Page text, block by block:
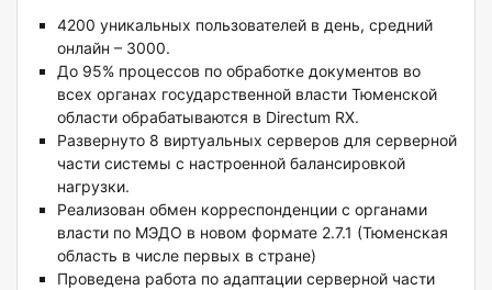
4200 уникальных пользователей в день, средний
онлайн – 3000.
До 95% процессов по обработке документов во
всех органах государственной власти Тюменской
области обрабатываются в Directum RX.
Развернуто 8 виртуальных серверов для серверной
части системы с настроенной балансировкой
нагрузки.
Реализован обмен корреспонденции с органами
власти по МЭДО в новом формате 2.7.1 (Тюменская
область в числе первых в стране)
Проведена работа по адаптации серверной части